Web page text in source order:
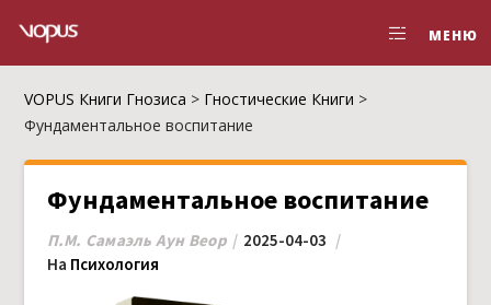
МЕНЮ
VOPUS Книги Гнозиса > Гностические Книги >
Фундаментальное воспитание
Фундаментальное воспитание
П.М. Самаэль Аун Веор
2025-04-03
На Психология